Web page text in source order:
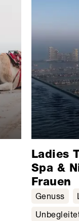
Ladies
Spa &
Frauen
Genuss